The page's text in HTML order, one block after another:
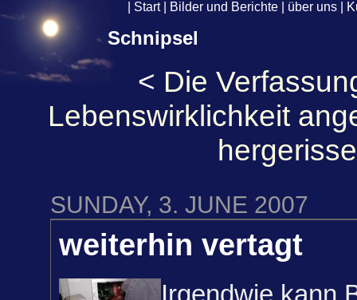
Start| Bilder und Berichte über uns
Schnipsel
< Die
Lebenswirklichkeit
SUNDAY, 3. JUNE 2007
weiterhin vertagt